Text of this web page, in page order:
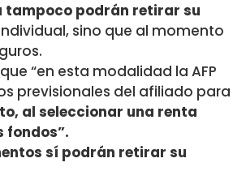
podrán retirar su
sino que al momento
“en esta modalidad la AFP
previsionales del afiliado para
al seleccionar una renta
fondos”.
sí podrán retirar su